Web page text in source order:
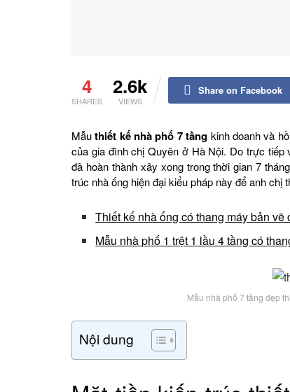
4
SHARES
2.6k
VIEWS
Share on Facebook
Mẫuthiết kế nhà phố 7 tầng kinh doanh và
của gia đình chị Quyên ở Hà Nội. Do trực
đã hoàn thành xây xong trong thời gian 7
trúc nhà ống hiện đại kiểu pháp này để anh chị
Thiết kế nhà ống có thang máy bản vẽ
Mẫu nhà phố 1 trệt 1 lầu 4 tầng có
Mẫu nhà phố 7 tầng đẹp
Nội dung